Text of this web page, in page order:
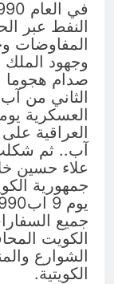
النفط عبر
المفاوضات
وجهود
صدام هجوما
العسكرية
آب.. ثم
جمهورية
جميع
الشوارع
الكويتية.